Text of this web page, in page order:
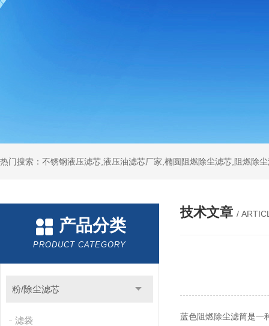
热门搜索：不锈钢液压滤芯,液压油滤芯厂家,椭圆阻燃除尘滤芯,阻燃除
产品分类
PRODUCT CATEGORY
粉/除尘滤芯
滤袋
技术文章 /
蓝色阻燃除尘滤筒是一